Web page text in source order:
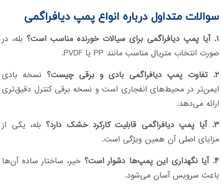
سوالات متداول درباره انواع پمپ دیافراگمی
۱. آیا پمپ دیافراگمی برای سیالات خورنده مناسب است؟
بله، در
صورت انتخاب متریال مناسب مانند PP یا PVDF.
۲. تفاوت پمپ دیافراگمی بادی و برقی چیست؟
نسخه بادی
ایمن‌تر در محیط‌های انفجاری است و نسخه برقی کنترل دقیق‌تری
ارائه می‌دهد.
۳. آیا پمپ دیافراگمی قابلیت کارکرد خشک دارد؟
بله، یکی از
مزایای اصلی آن همین ویژگی است.
۴. آیا نگهداری این پمپ‌ها دشوار است؟
خیر، ساختار ساده آن‌ها
باعث سرویس آسان می‌شود.